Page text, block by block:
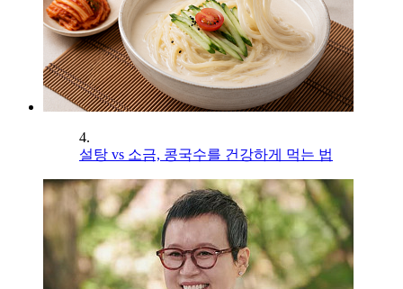
4.
설탕 vs 소금, 콩국수를 건강하게 먹는 법